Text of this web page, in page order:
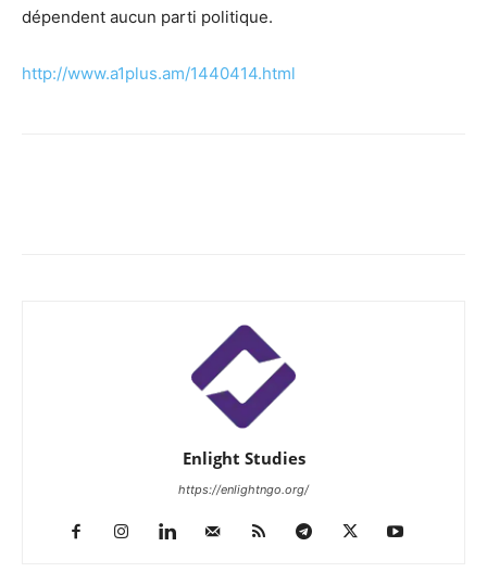
dépendent aucun parti politique.
http://www.a1plus.am/1440414.html
Enlight Studies
https://enlightngo.org/